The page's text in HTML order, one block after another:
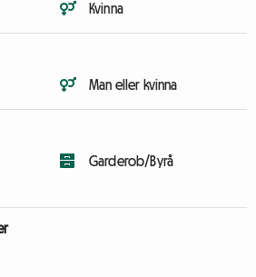
Kvinna
Man eller kvinna
Garderob/Byrå